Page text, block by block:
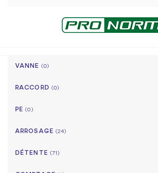
VANNE (0)
RACCORD (0)
PE(0)
ARROSAGE (24)
DÉTENTE (71)